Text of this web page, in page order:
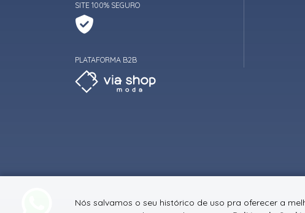
SITE 100% SEGURO
PLATAFORMA B2B
Nós salvamos o seu histórico de uso pra oferecer a